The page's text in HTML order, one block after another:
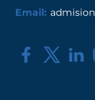
Email: